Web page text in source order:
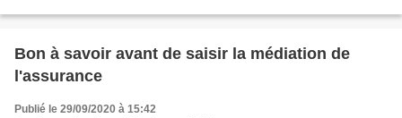
Bon à savoir avant de saisir la médiation de
l'assurance
Publié le 29/09/2020 à 15:42